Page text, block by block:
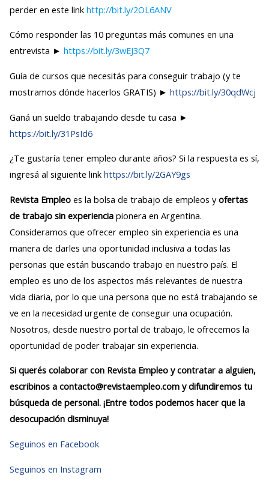
perder en este link http://bit.ly/2OL6ANV
Cómo responder las 10 preguntas más comunes en una
entrevista ► https://bit.ly/3wEJ3Q7
Guía de cursos que necesitás para conseguir trabajo (y te
mostramos dónde hacerlos GRATIS) ► https://bit.ly/30qdWcj
Ganá un sueldo trabajando desde tu casa ►
https://bit.ly/31PsId6
¿Te gustaría tener empleo durante años? Si la respuesta es sí,
ingresá al siguiente link https://bit.ly/2GAY9gs
Revista Empleo es la bolsa de trabajo de empleos yofertas
de trabajo sin experiencia pionera en Argentina.
Consideramos que ofrecer empleo sin experiencia es una
manera de darles una oportunidad inclusiva a todas las
personas que están buscando trabajo en nuestro país. El
empleo es uno de los aspectos más relevantes de nuestra
vida diaria, por lo que una persona que no está trabajando se
ve en la necesidad urgente de conseguir una ocupación.
Nosotros, desde nuestro portal de trabajo, le ofrecemos la
oportunidad de poder trabajar sin experiencia.
Si querés colaborar con Revista Empleo y contratar a alguien,
escribinos a contacto@revistaempleo.com y difundiremos tu
búsqueda de personal. ¡Entre todos podemos hacer que la
desocupación disminuya!
Seguinos en Facebook
Seguinos en Instagram